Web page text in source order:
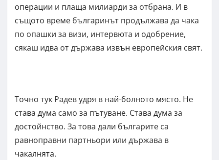
операции и плаща милиарди за отбрана. И в
същото време българинът продължава да чака
по опашки за визи, интервюта и одобрение,
сякаш идва от държава извън европейския свят.
Точно тук Радев удря в най-болното място. Не
става дума само за пътуване. Става дума за
достойнство. За това дали българите са
равноправни партньори или държава в
чакалнята.